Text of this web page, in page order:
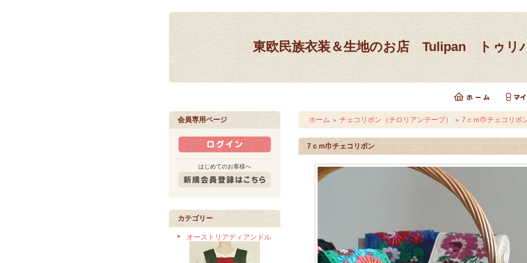
東欧民族衣装＆生地のお店 Tulipan トゥリ
会員専用ページ
はじめてのお客様へ
カテゴリー
オーストリアディアンドル
ホーム ＞ チェコリボン（チロリアンテープ） ＞ 7ｃｍ巾チェコリボ
7ｃｍ巾チェコリボン